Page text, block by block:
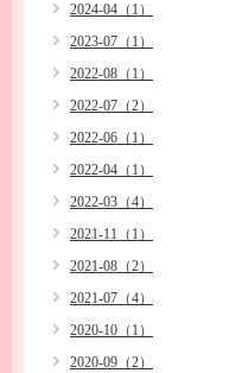
2024-04（1）
2023-07（1）
2022-08（1）
2022-07（2）
2022-06（1）
2022-04（1）
2022-03（4）
2021-11（1）
2021-08（2）
2021-07（4）
2020-10（1）
2020-09（2）